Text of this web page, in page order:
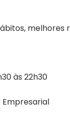
melhores
às 22h30